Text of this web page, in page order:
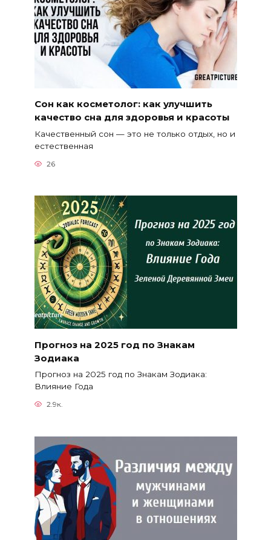
Сон как косметолог: как улучшить
качество сна для здоровья и красоты
Качественный сон — это не только отдых, но и
естественная
26
Прогноз на 2025 год по Знакам
Зодиака
Прогноз на 2025 год по Знакам Зодиака:
Влияние Года
2.9к.